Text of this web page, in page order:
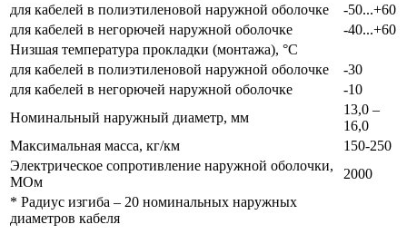
для кабелей в полиэтиленовой наружной оболочке
-50...+60
для кабелей в негорючей наружной оболочке
-40...+60
Низшая температура прокладки (монтажа), °С
для кабелей в полиэтиленовой наружной оболочке
-30
для кабелей в негорючей наружной оболочке
-10
Номинальный наружный диаметр, мм
13,0 –
16,0
Максимальная масса, кг/км
150-250
Электрическое сопротивление наружной оболочки,
МОм
2000
* Радиус изгиба – 20 номинальных наружных
диаметров кабеля